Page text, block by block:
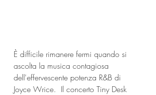
È difficile rimanere fermi quando si
ascolta la musica contagiosa
dell'effervescente potenza R&B di
Joyce Wrice.  Il concerto Tiny Desk